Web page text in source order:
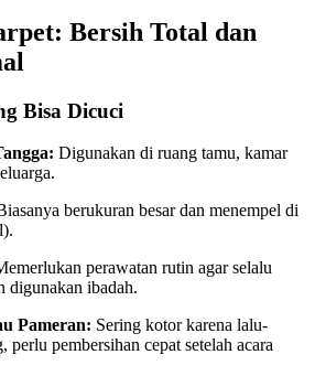
Bersih Total dan
Bisa Dicuci
Digunakan di ruang tamu, kamar
berukuran besar dan menempel di
perawatan rutin agar selalu
digunakan ibadah.
Pameran: Sering kotor karena lalu-
perlu pembersihan cepat setelah acara